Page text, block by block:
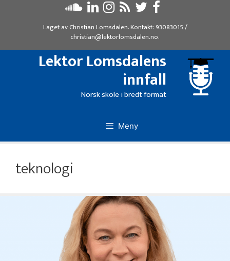
Laget avChristian Lomsdalen. Kontakt: 93083015/
christian@lektorlomsdalen.no.
Lektor Lomsdalens
innfall
Norsk skole i bredt format
Meny
teknologi